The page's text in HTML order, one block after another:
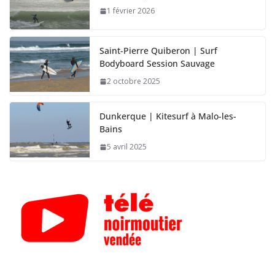
1 février 2026
Saint-Pierre Quiberon | Surf
Bodyboard Session Sauvage
2 octobre 2025
Dunkerque | Kitesurf à Malo-les-
Bains
5 avril 2025